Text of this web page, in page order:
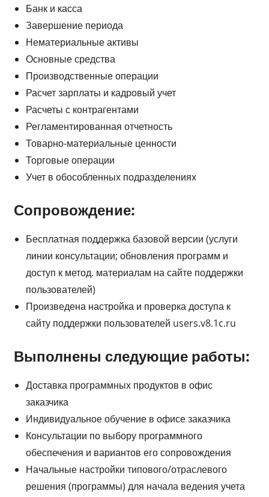
Банк и касса
Завершение периода
Нематериальные активы
Основные средства
Производственные операции
Расчет зарплаты и кадровый учет
Расчеты с контрагентами
Регламентированная отчетность
Товарно-материальные ценности
Торговые операции
Учет в обособленных подразделениях
Сопровождение:
Бесплатная поддержка базовой версии (услуги
линии консультации; обновления программ и
доступ к метод. материалам на сайте поддержки
пользователей)
Произведена настройка и проверка доступа к
сайту поддержки пользователей users.v8.1c.ru
Выполнены следующие работы:
Доставка программных продуктов в офис
заказчика
Индивидуальное обучение в офисе заказчика
Консультации по выбору программного
обеспечения и вариантов его сопровождения
Начальные настройки типового/отраслевого
решения (программы) для начала ведения учета